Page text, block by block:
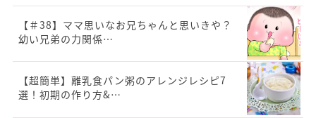
【＃38】ママ思いなお兄ちゃんと思いきや？
幼い兄弟の力関係…
【超簡単】離乳食パン粥のアレンジレシピ7
選！初期の作り方&…